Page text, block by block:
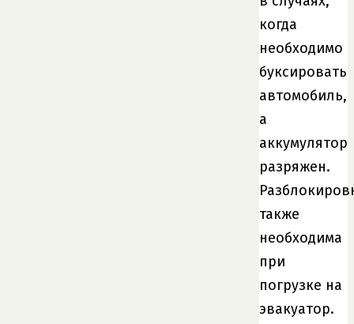
когда
необходимо
буксировать
автомобиль,
а
аккумулятор
разряжен.
также
необходима
при
погрузке на
эвакуатор.